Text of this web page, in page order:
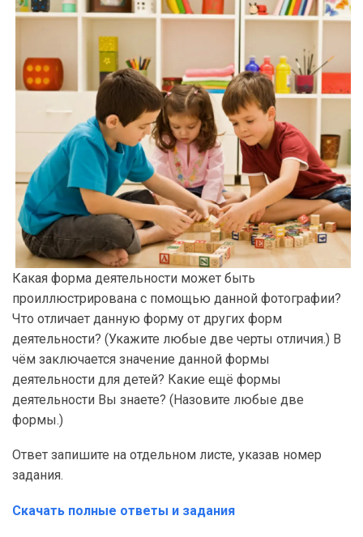
Какая форма деятельности может быть
проиллюстрирована с помощью данной фотографии?
Что отличает данную форму от других форм
деятельности? (Укажите любые две черты отличия.) В
чём заключается значение данной формы
деятельности для детей? Какие ещё формы
деятельности Вы знаете? (Назовите любые две
формы.)
Ответ запишите на отдельном листе, указав номер
задания.
Скачать полные ответы и задания